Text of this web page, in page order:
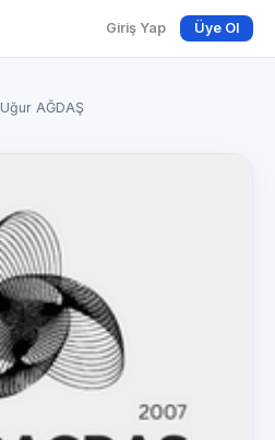
Giriş Yap Üye Ol
Uğur AĞDAŞ